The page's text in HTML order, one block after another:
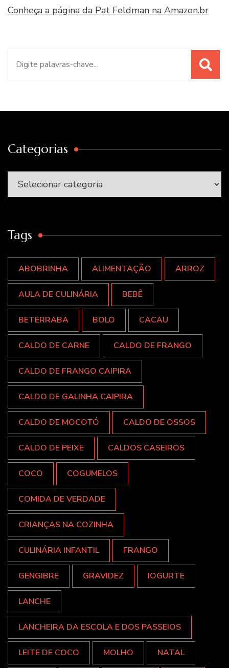
Conheça a página da Pat Feldman na Amazon.br
Categorias
Categorias
Tags
ABOBRINHA ALIMENTAÇÃO ARROZ
AULA DE CULINÁRIA BEBÊ
BETERRABA BOLO CACAU
CALDO DE CARNE CALDO DE FRANGO
CALDO DE FRANGO CAIPIRA
CALDO DE GALINHA CAIPIRA
CALDO DE MOCOTÓ CALDO DE OSSOS
CALDO DE PEIXE CALDOS CASEIROS
COCO COGUMELOS
COMIDA DE VERDADE
CRIANÇAS NA COZINHA
CULINÁRIA INFANTIL FRANGO
GENGIBRE GRAVIDEZ IOGURTE
LANCHE
LANCHEIRA DA ESCOLA E DOS PASSEIOS
LEITE DE COCO MOLHO NATAL